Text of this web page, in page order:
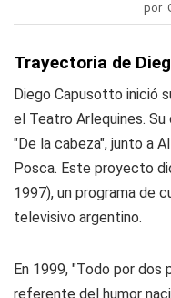
por
Trayectoria de
Diego Capusotto inició
el Teatro Arlequines.
"De la cabeza", junto a
Posca. Este proyecto
1997), un programa de
televisivo argentino.
En 1999, "Todo por dos
referente del humor